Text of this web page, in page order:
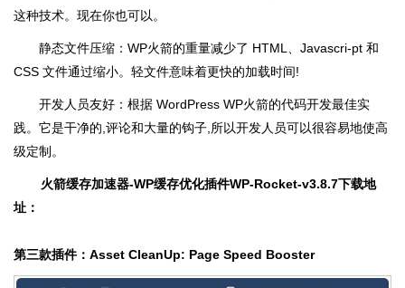
这种技术。现在你也可以。
静态文件压缩：WP火箭的重量减少了 HTML、Javascri-pt 和
CSS 文件通过缩小。轻文件意味着更快的加载时间!
开发人员友好：根据 WordPress WP火箭的代码开发最佳实
践。它是干净的,评论和大量的钩子,所以开发人员可以很容易地使高
级定制。
火箭缓存加速器-WP缓存优化插件WP-Rocket-v3.8.7下载地
址：
第三款插件：Asset CleanUp: Page Speed Booster